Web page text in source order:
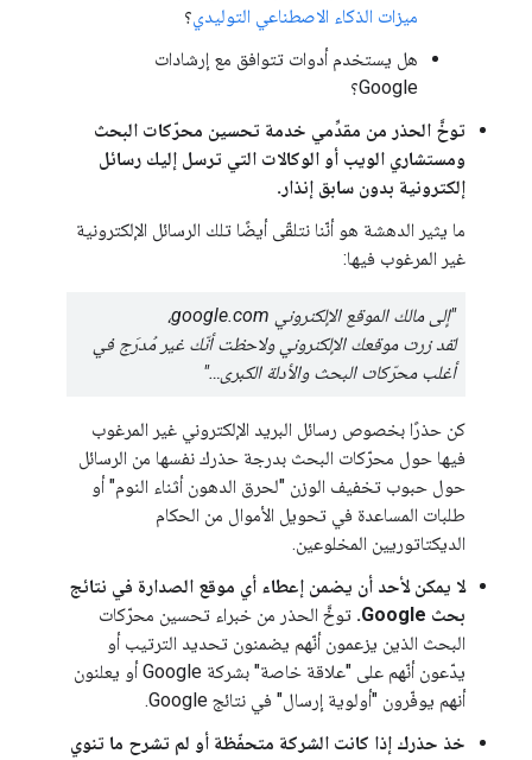
ميزات الذكاء الاصطناعي التوليدي؟
هل يستخدم أدوات تتوافق مع إرشادات
Google؟
توخَّ الحذر من مقدِّمي خدمة تحسين محرّكات البحث
ومستشاري الويب أو الوكالات التي ترسل إليك رسائل
إلكترونية بدون سابق إنذار.
ما يثير الدهشة هو أنّنا نتلقّى أيضًا تلك الرسائل الإلكترونية
غير المرغوب فيها:
"إلى مالك الموقع الإلكتروني google.com،
لقد زرت موقعك الإلكتروني ولاحظت أنّك غير مُدرَج في
أغلب محرّكات البحث والأدلة الكبرى…"
كن حذرًا بخصوص رسائل البريد الإلكتروني غير المرغوب
فيها حول محرّكات البحث بدرجة حذرك نفسها من الرسائل
حول حبوب تخفيف الوزن "لحرق الدهون أثناء النوم" أو
طلبات المساعدة في تحويل الأموال من الحكام
الديكتاتوريين المخلوعين.
لا يمكن لأحد أن يضمن إعطاء أي موقع الصدارة في نتائج
بحث Google.
توخَّ الحذر من خبراء تحسين محرّكات
البحث الذين يزعمون أنّهم يضمنون تحديد الترتيب أو
يدّعون أنّهم على "علاقة خاصة" بشركة Google أو يعلنون
أنهم يوفّرون "أولوية إرسال" في نتائج Google.
خذ حذرك إذا كانت الشركة متحفّظة أو لم تشرح ما تنوي